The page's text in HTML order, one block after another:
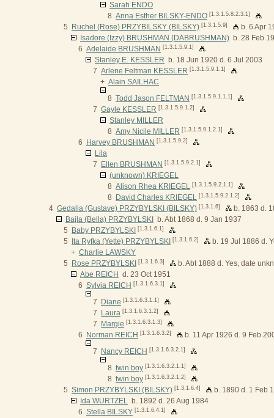
Sarah ENDO
8 Anna Esther BILSKY-ENDO [1.3.1.5.8.2.3.1]
5 Ruchel (Rose) PRZYBILSKY (BILSKY) [1.3.1.5.9]
b. 6 Apr
Isadore (Izzy) BRUSHMAN (DABRUSHMAN) b. 28 Feb
6 Adelaide BRUSHMAN [1.3.1.5.9.1]
Stanley E. KESSLER b. 18 Jun 1920 d. 6 Jul 2003
7 Arlene Feltman KESSLER [1.3.1.5.9.1.1]
+ Alain SAILHAC
8 Todd Jason FELTMAN [1.3.1.5.9.1.1.1]
7 Gayle KESSLER [1.3.1.5.9.1.2]
Stanley MILLER
8 Amy Nicile MILLER [1.3.1.5.9.1.2.1]
6 Harvey BRUSHMAN [1.3.1.5.9.2]
Lila
7
Ellen BRUSHMAN [1.3.1.5.9.2.1]
(unknown) KRIEGEL
8 Alison Rhea KRIEGEL [1.3.1.5.9.2.1.1]
8 David Charles KRIEGEL [1.3.1.5.9.2.1.2]
4 Gedalia (Gustave) PRZYBYLSKI (BILSKY) [1.3.1.6]
b. 1863 d.
Bajla (Bella) PRZYBYLSKI
b. Abt 1868 d. 9 Jan 1937
5
Baby PRZYBYLSKI [1.3.1.6.1]
5 Ita Ryfka (Yette) PRZYBYLSKI [1.3.1.6.2]
b. 19 Jul 1886 d.
+ Charlie LAWSKY
5
Rose PRZYBYLSKI [1.3.1.6.3]
b. Abt 1888 d. Yes, date
Abe REICH d. 23 Oct 1951
6 Sylvia REICH [1.3.1.6.3.1]
7 Diane [1.3.1.6.3.1.1]
7 Laura [1.3.1.6.3.1.2]
7 Margie [1.3.1.6.3.1.3]
6 Norman REICH [1.3.1.6.3.2]
b. 11 Apr 1926 d. 9 Feb
7
Nancy REICH [1.3.1.6.3.2.1]
8 twin boy [1.3.1.6.3.2.1.1]
8 twin boy [1.3.1.6.3.2.1.2]
5 Simon PRZYBYLSKI (BILSKY) [1.3.1.6.4]
b. 1890 d. 1 Feb
Ida WURTZEL b. 1892 d. 26 Aug 1984
6 Stella BILSKY [1.3.1.6.4.1]